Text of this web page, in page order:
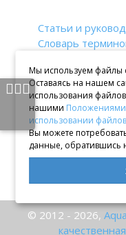
Статьи и
Словарь
Книжная полка
Навигация по сайту
Каталог
Оплата и
Контакты
Поликика
© 2012 - 2026,
Мы используем файлы
Оставаясь на нашем
использования
нашими
использовании
Вы можете
данные, обратившись